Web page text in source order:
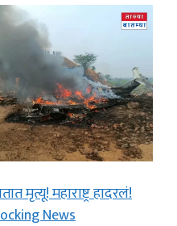
मृत्यू! महाराष्ट्र हादरलं!
News